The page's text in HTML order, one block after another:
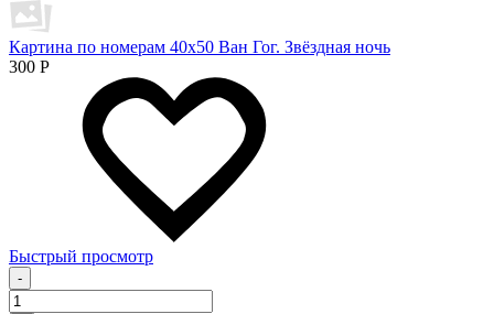
Картина по номерам 40х50 Ван Гог. Звёздная ночь
300 Р
Быстрый просмотр
-